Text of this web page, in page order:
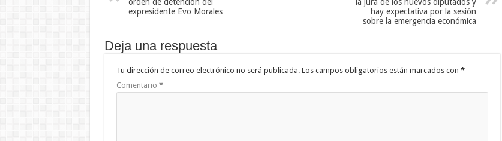
expresidente Evo Morales
hay expectativa por la sesión
sobre la emergencia económica
Deja una respuesta
Tu dirección de correo electrónico no será publicada. Los campos obligatorios están marcados con *
Comentario *